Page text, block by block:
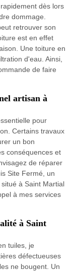
dès lors
dommage.
retrouver son
est en effet
Une toiture en
d'eau. Ainsi,
de faire
artisan à
pour
Certains travaux
un bon
conséquences et
de réparer
Site Fermé, un
à Saint Martial
à mes services
à Saint
tuiles, je
défectueuses
ne bougent. Un